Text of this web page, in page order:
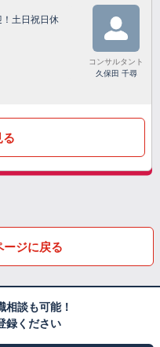
！土日祝日休
コンサルタント
久保田 千尋
る
ージに戻る
相談も可能！
録ください